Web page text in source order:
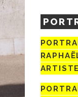
ARTISTE